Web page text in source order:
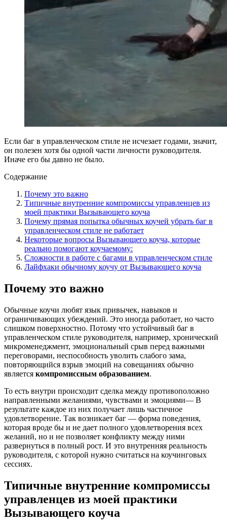
Если баг в управленческом стиле не исчезает годами, значит,
он полезен хотя бы одной части личности руководителя.
Иначе его бы давно не было.
Содержание
Почему это важно
Типичные внутренние компромиссы управленцев из
моей практики Вызывающего коуча
Почему прямая попытка обычных коучей убрать баг в
управленческом стиле не работает
Некоторые вопросы Вызывающего коуча, которые
реально помогают коучаемому:
Сложности в работе с багами в управленческом стиле
Лайфхаки обычному коучу от Вызывающего коуча
Почему это важно
Обычные коучи любят язык привычек, навыков и
ограничивающих убеждений. Это иногда работает, но часто
слишком поверхностно. Потому что устойчивый баг в
управленческом стиле руководителя, например, хронический
микроменеджмент, эмоциональный срыв перед важными
переговорами, неспособность уволить слабого зама,
повторяющийся взрыв эмоций на совещаниях обычно
является компромиссным образованием.
То есть внутри происходит сделка между противоположно
направленными желаниями, чувствами и эмоциями— В
результате каждое из них получает лишь частичное
удовлетворение. Так возникает баг — форма поведения,
которая вроде бы и не дает полного удовлетворения всех
желаний, но и не позволяет конфликту между ними
развернуться в полный рост. И это внутренняя реальность
руководителя, с которой нужно считаться на коучинговых
сессиях.
Типичные внутренние компромиссы
управленцев из моей практики
Вызывающего коуча